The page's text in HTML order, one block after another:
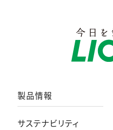
製品情報
サステナビリティ